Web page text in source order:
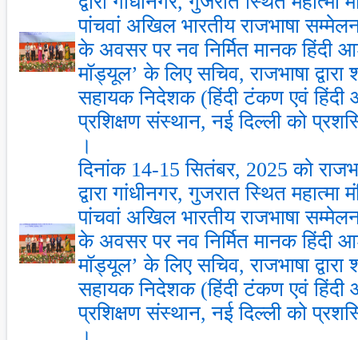
पांचवां अखिल भारतीय राजभाषा
के अवसर पर नव निर्मित मानक हिंदी
मॉड्यूल’ के लिए सचिव, राजभाषा द्वारा
सहायक निदेशक (हिंदी टंकण एवं हिंदी
प्रशिक्षण संस्थान, नई दिल्ली को
।
दिनांक 14-15 सितंबर, 2025 को
द्वारा गांधीनगर, गुजरात स्थित
पांचवां अखिल भारतीय राजभाषा
के अवसर पर नव निर्मित मानक हिंदी
मॉड्यूल’ के लिए सचिव, राजभाषा द्वारा
सहायक निदेशक (हिंदी टंकण एवं हिंदी
प्रशिक्षण संस्थान, नई दिल्ली को